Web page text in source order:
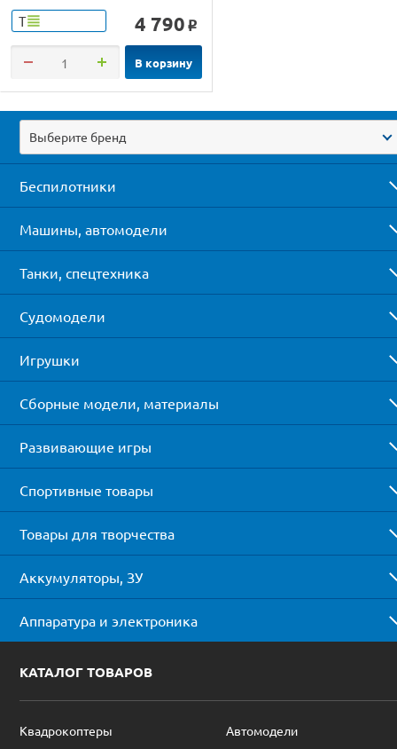
Т 4 790 o
В корзину
Выберите бренд
Беспилотники
Машины, автомодели
Танки, спецтехника
Судомодели
Игрушки
Сборные модели, материалы
Развивающие игры
Спортивные товары
Товары для творчества
Аккумуляторы, ЗУ
Аппаратура и электроника
КАТАЛОГ ТОВАРОВ
Квадрокоптеры
Автомодели